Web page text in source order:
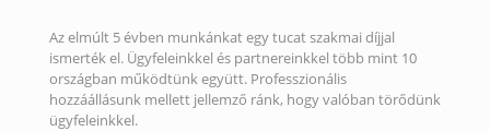
Az elmúlt 5 évben munkánkat egy tucat szakmai díjjal
ismerték el. Ügyfeleinkkel és partnereinkkel több mint 10
országban működtünk együtt. Professzionális
hozzáállásunk mellett jellemző ránk, hogy valóban törődünk
ügyfeleinkkel.